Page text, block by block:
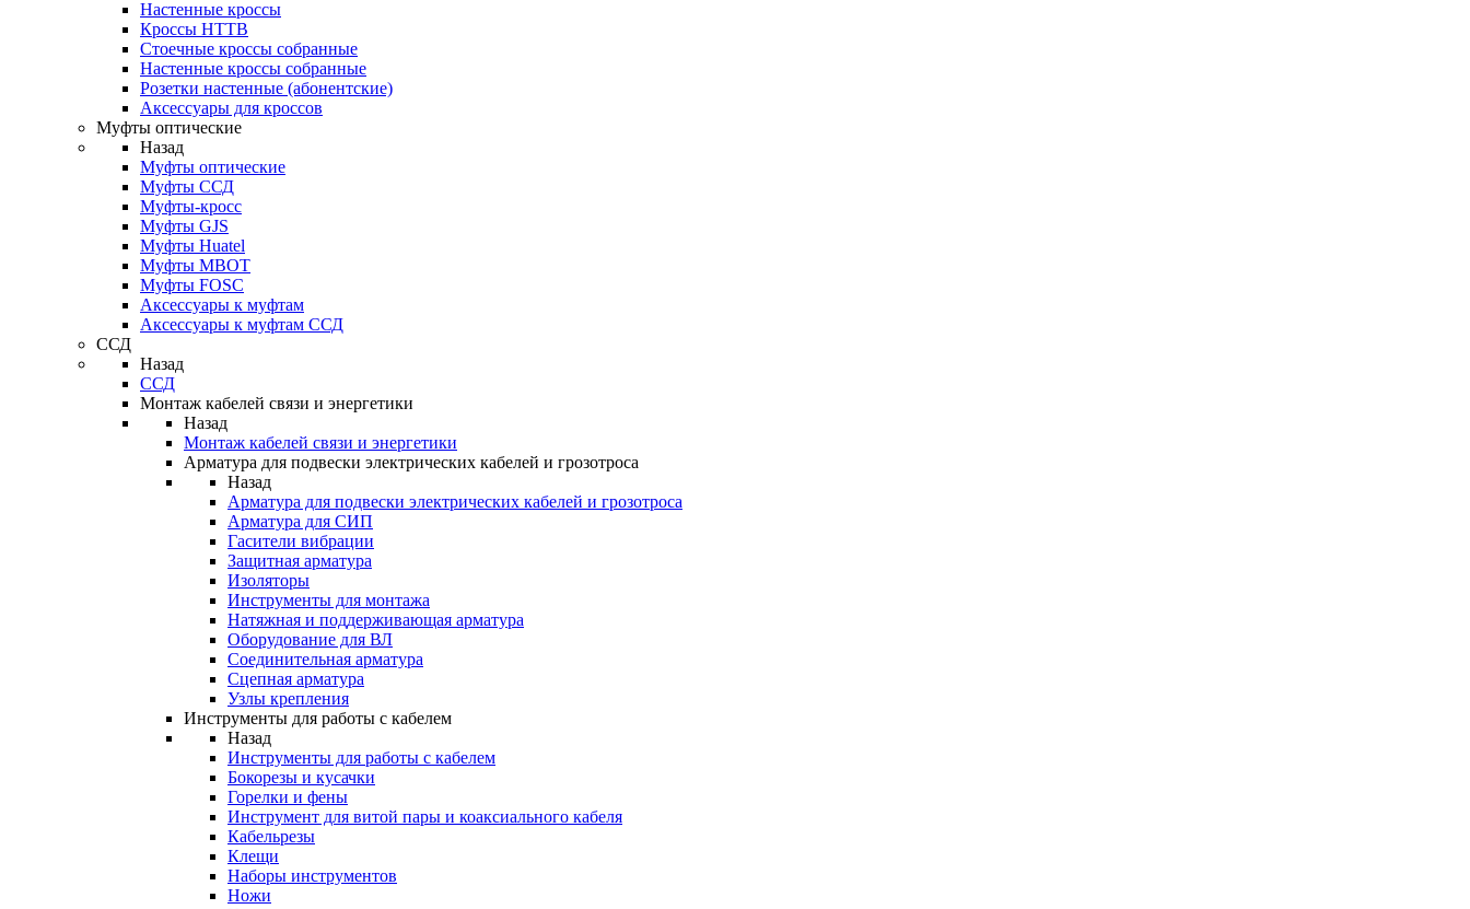
Настенные кроссы
Кроссы HTTB
Стоечные кроссы собранные
Настенные кроссы собранные
Розетки настенные (абонентские)
Аксессуары для кроссов
Муфты оптические
Назад
Муфты оптические
Муфты ССД
Муфты-кросс
Муфты GJS
Муфты Huatel
Муфты МВОТ
Муфты FOSC
Аксессуары к муфтам
Аксессуары к муфтам ССД
ССД
Назад
ССД
Монтаж кабелей связи и энергетики
Назад
Монтаж кабелей связи и энергетики
Арматура для подвески электрических кабелей и грозотроса
Назад
Арматура для подвески электрических кабелей и грозотроса
Арматура для СИП
Гасители вибрации
Защитная арматура
Изоляторы
Инструменты для монтажа
Натяжная и поддерживающая арматура
Оборудование для ВЛ
Соединительная арматура
Сцепная арматура
Узлы крепления
Инструменты для работы с кабелем
Назад
Инструменты для работы с кабелем
Бокорезы и кусачки
Горелки и фены
Инструмент для витой пары и коаксиального кабеля
Кабельрезы
Клещи
Наборы инструментов
Ножи